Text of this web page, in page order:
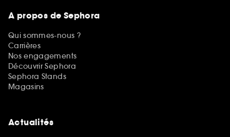
A propos de Sephora
Qui sommes-nous ?
Carrières
Nos engagements
Découvrir Sephora
Sephora Stands
Magasins
Actualités